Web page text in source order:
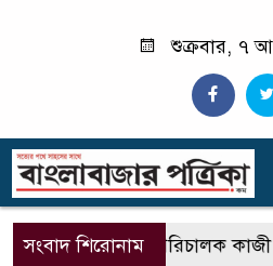
শুক্রবার, ৭
সংবাদ শিরোনাম
নতুন মহাপরিচালক কাজী